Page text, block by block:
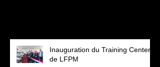
Inauguration du Training Center
de LFPM